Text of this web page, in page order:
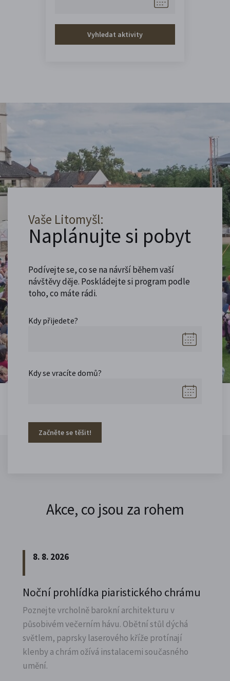
Vyhledat aktivity
Vaše Litomyšl:
Naplánujte si pobyt
Podívejte se, co se na návrší během vaší
návštěvy děje. Poskládejte si program podle
toho, co máte rádi.
Kdy přijedete?
Kdy se vracíte domů?
Začněte se těšit!
Akce, co jsou za rohem
8. 8. 2026
Noční prohlídka piaristického chrámu
Poznejte vrcholně barokní architekturu v
působivém večerním hávu. Obětní stůl dýchá
světlem, paprsky laserového kříže protínají
klenby a chrám ožívá instalacemi současného
umění.